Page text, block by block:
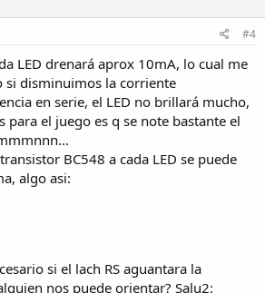
#4
LED drenará aprox 10mA, lo cual me
si disminuimos la corriente
en serie, el LED no brillará mucho,
para el juego es q se note bastante el
BC548 a cada LED se puede
algo asi:
si el lach RS aguantara la
nos puede orientar? Salu2: